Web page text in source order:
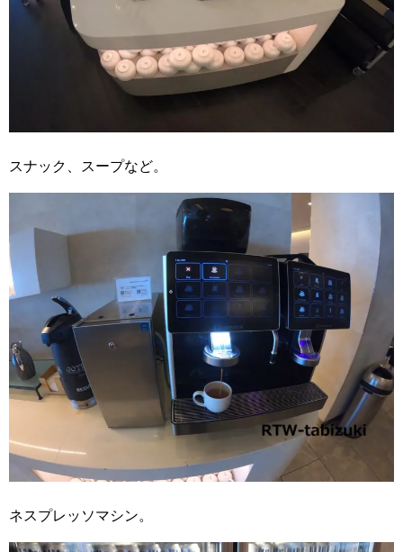
スナック、スープなど。
ネスプレッソマシン。